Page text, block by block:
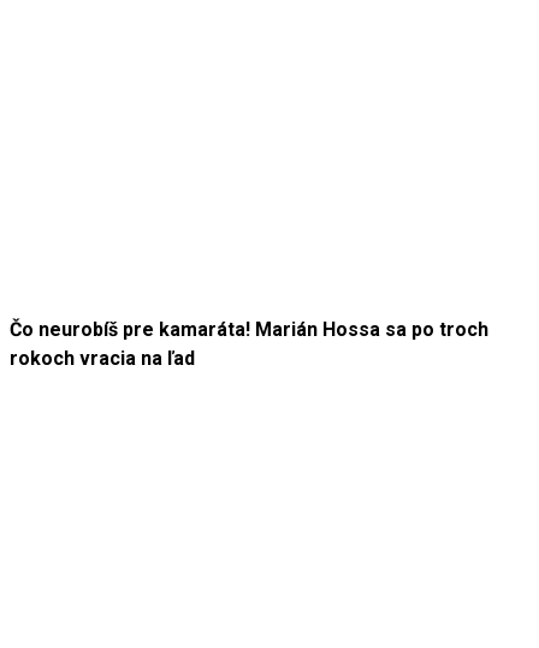
Čo neurobíš pre kamaráta! Marián Hossa sa po troch
rokoch vracia na ľad